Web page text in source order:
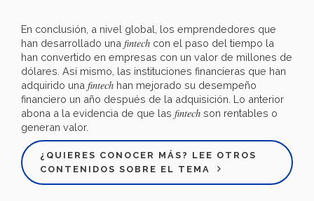
En conclusión, a nivel global, los emprendedores que
han desarrollado una fintech con el paso del tiempo la
han convertido en empresas con un valor de millones de
dólares. Así mismo, las instituciones financieras que han
adquirido una fintech han mejorado su desempeño
financiero un año después de la adquisición. Lo anterior
abona a la evidencia de que las fintech son rentables o
generan valor.
¿QUIERES CONOCER MÁS? LEE OTROS
CONTENIDOS SOBRE EL TEMA